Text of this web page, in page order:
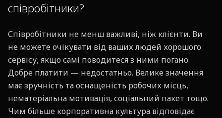
співробітники?
Співробітники не менш важливі, ніж клієнти. Ви
не можете очікувати від ваших людей хорошого
сервісу, якщо самі поводитеся з ними погано.
Добре платити — недостатньо. Велике значення
має зручність та оснащеність робочих місць,
нематеріальна мотивація, соціальний пакет тощо.
Чим більше корпоративна культура відповідає